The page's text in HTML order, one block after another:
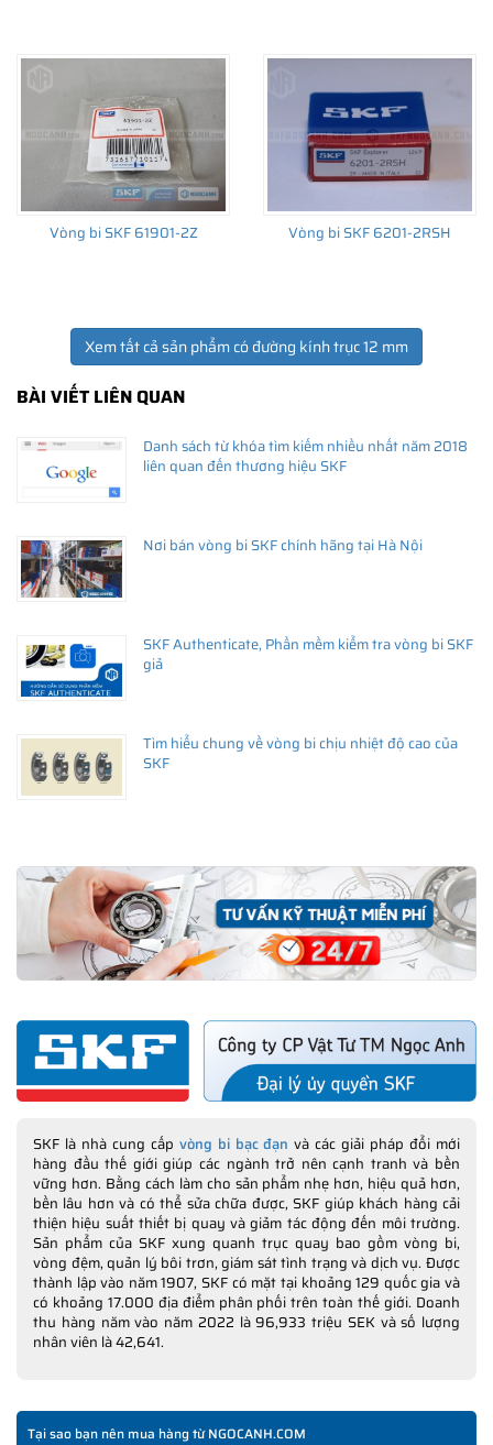
THÔNG TIN HỮU ÍCH
Vòng bi SKF chính hãng, Những lưu ý cơ bản trước khi mua hàng
Xuất xứ vòng bi SKF chính hãng ở đâu?
Chất lượng vòng bi SKF chính hãng
Vòng bi SKF 61901-2Z Vòng bi SKF 6201-2RSH
Xem tất cả sản phẩm có đường kính trục 12 mm
BÀI VIẾT LIÊN QUAN
Danh sách từ khóa tìm kiếm nhiều nhất năm 2018
liên quan đến thương hiệu SKF
Nơi bán vòng bi SKF chính hãng tại Hà Nội
SKF Authenticate, Phần mềm kiểm tra vòng bi SKF
giả
Tìm hiểu chung về vòng bi chịu nhiệt độ cao của
SKF
SKF là nhà cung cấp vòng bi bạc đạn và các giải pháp đổi mới
hàng đầu thế giới giúp các ngành trở nên cạnh tranh và bền
vững hơn. Bằng cách làm cho sản phẩm nhẹ hơn, hiệu quả hơn,
bền lâu hơn và có thể sửa chữa được, SKF giúp khách hàng cải
thiện hiệu suất thiết bị quay và giảm tác động đến môi trường.
Sản phẩm của SKF xung quanh trục quay bao gồm vòng bi,
vòng đệm, quản lý bôi trơn, giám sát tình trạng và dịch vụ. Được
thành lập vào năm 1907, SKF có mặt tại khoảng 129 quốc gia và
có khoảng 17.000 địa điểm phân phối trên toàn thế giới. Doanh
thu hàng năm vào năm 2022 là 96,933 triệu SEK và số lượng
nhân viên là 42,641.
Tại sao bạn nên mua hàng từ NGOCANH.COM